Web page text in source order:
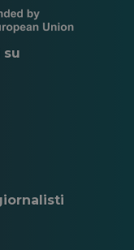
nuova
schedascheda